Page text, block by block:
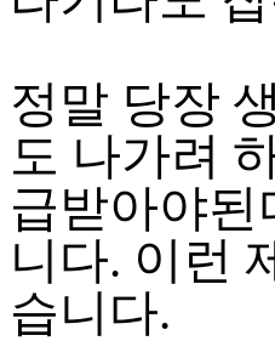
정말 당장
도 나가려
급받아야
니다. 이런
습니다.